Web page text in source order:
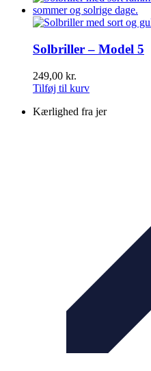
Solbriller – Model 5
249,00 kr.
Tilføj til kurv
Kærlighed fra jer